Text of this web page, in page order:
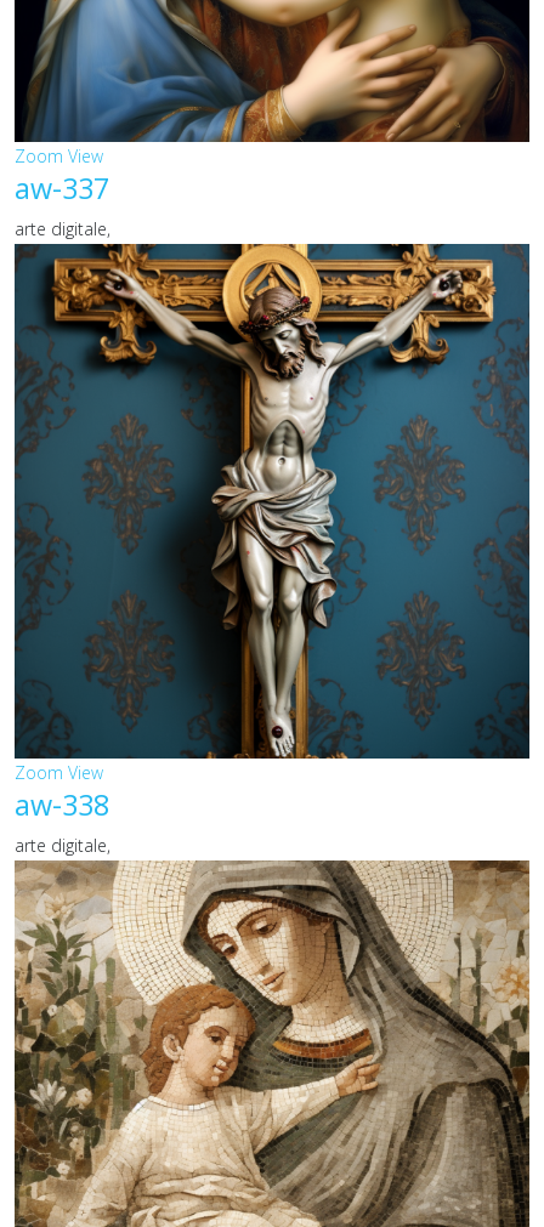
Zoom View
aw-337
arte digitale,
Zoom View
aw-338
arte digitale,